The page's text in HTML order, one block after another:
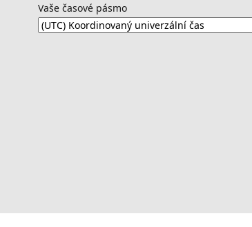
Vaše časové pásmo